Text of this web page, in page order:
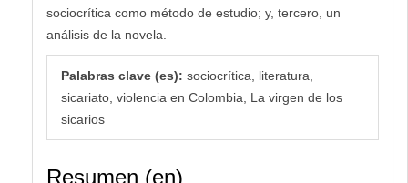
sociocrítica como método de estudio; y, tercero, un
análisis de la novela.
Palabras clave (es): sociocrítica, literatura,
sicariato, violencia en Colombia, La virgen de los
sicarios
Resumen (en)